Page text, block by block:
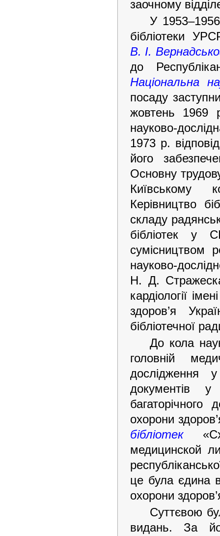
заочному
У
бібліотеки
В. І.
до
Національна
посаду
жовтень 1969
науково-
1973 р.
його
Основну
Київському
Керівництво
складу
бібліотек
сумісництвом
науково-
Н. Д. Стражеска
кардіології
здоров’я
бібліотечної
До кола
головній
дослідження
документів у
охорони
бібліотек
медицинской
це була єдина
охорони
Суттєвою
видань. За